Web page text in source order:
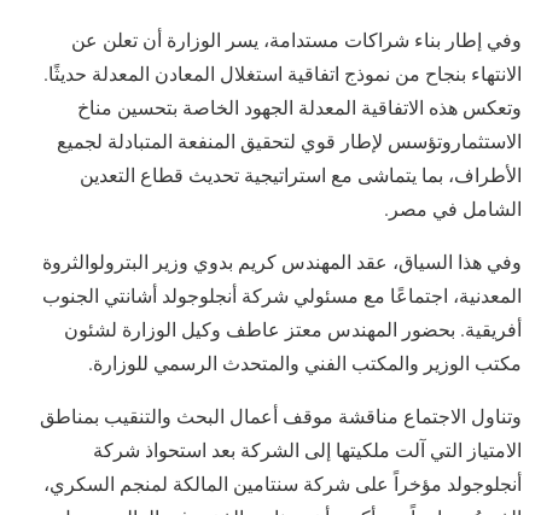
وفي إطار بناء شراكات مستدامة، يسر الوزارة أن تعلن عن
الانتهاء بنجاح من نموذج اتفاقية استغلال المعادن المعدلة حديثًا.
وتعكس هذه الاتفاقية المعدلة الجهود الخاصة بتحسين مناخ
الاستثماروتؤسس لإطار قوي لتحقيق المنفعة المتبادلة لجميع
الأطراف، بما يتماشى مع استراتيجية تحديث قطاع التعدين
الشامل في مصر.
وفي هذا السياق، عقد المهندس كريم بدوي وزير البترولوالثروة
المعدنية، اجتماعًا مع مسئولي شركة أنجلوجولد أشانتي الجنوب
أفريقية. بحضور المهندس معتز عاطف وكيل الوزارة لشئون
مكتب الوزير والمكتب الفني والمتحدث الرسمي للوزارة.
وتناول الاجتماع مناقشة موقف أعمال البحث والتنقيب بمناطق
الامتياز التي آلت ملكيتها إلى الشركة بعد استحواذ شركة
أنجلوجولد مؤخراً على شركة سنتامين المالكة لمنجم السكري،